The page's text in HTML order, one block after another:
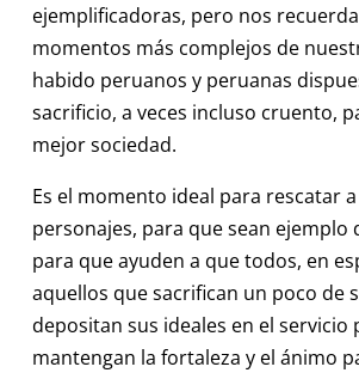
ejemplificadoras, pero nos
momentos más complejos de
habido peruanos y peruanas
sacrificio, a veces incluso cruento,
mejor sociedad.
Es el momento ideal para rescatar
personajes, para que sean ejemplo
para que ayuden a que todos, en
aquellos que sacrifican un poco de
depositan sus ideales en el servicio
mantengan la fortaleza y el ánimo